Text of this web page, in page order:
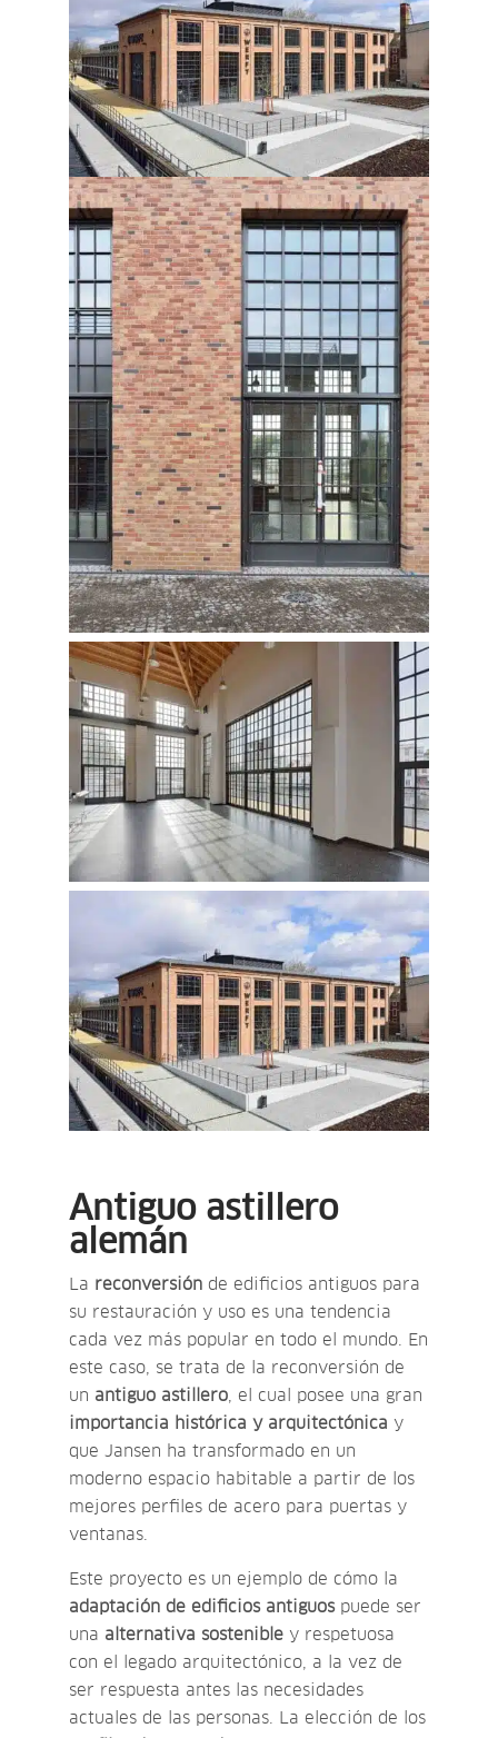
Antiguo astillero
alemán
La reconversión de edificios antiguos para
su restauración y uso es una tendencia
cada vez más popular en todo el mundo. En
este caso, se trata de la reconversión de
un antiguo astillero , el cual posee una gran
importancia histórica y arquitectónica y
que Jansen ha transformado en un
moderno espacio habitable a partir de los
mejores perfiles de acero para puertas y
ventanas.
Este proyecto es un ejemplo de cómo la
adaptación de edificios antiguospuede ser
una alternativa sostenible y respetuosa
con el legado arquitectónico, a la vez de
ser respuesta antes las necesidades
actuales de las personas. La elección de los